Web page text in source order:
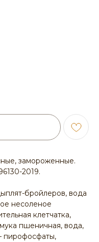
замороженные.
2019.
бройлеров, вода
несоленое
клетчатка,
пшеничная, вода,
пирофосфаты,